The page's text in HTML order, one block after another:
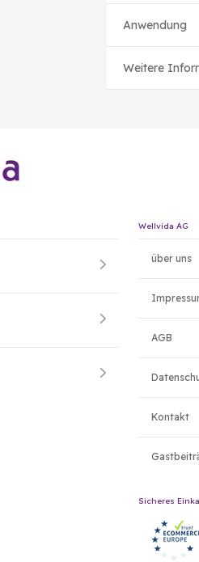
Anwendung
Weitere
Wellvida AG
über uns
AGB
Kontakt
Sicheres